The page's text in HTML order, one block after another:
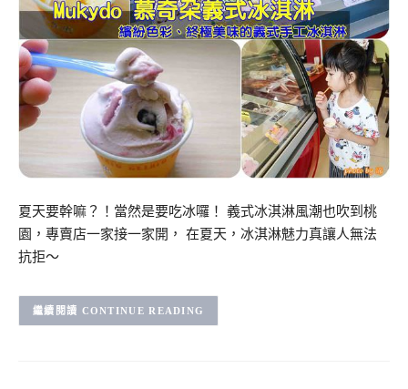
夏天要幹嘛？！當然是要吃冰囉！ 義式冰淇淋風潮也吹到桃
園，專賣店一家接一家開， 在夏天，冰淇淋魅力真讓人無法
抗拒～
CONTINUE READING